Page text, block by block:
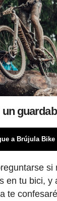
a Brújula Bike
si
en tu bici, y
te